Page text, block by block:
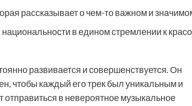
рассказывает о чем-то важном и
в едином стремлении к
развивается и совершенствуется. Он
чтобы каждый его трек был уникальным и
в невероятное музыкальное